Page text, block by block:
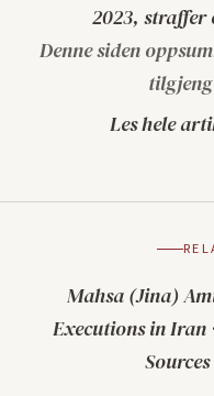
2023, straffer
Denne siden
Les hele
Mahsa (Jina)
Executions in Iran